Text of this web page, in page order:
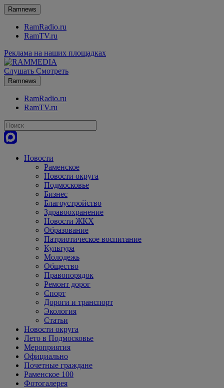
Ramnews
RamRadio.ru
RamTV.ru
Реклама на наших площадках
Слушать Смотреть
Ramnews
RamRadio.ru
RamTV.ru
Новости
Раменское
Новости округа
Подмосковье
Бизнес
Благоустройство
Здравоохранение
Новости ЖКХ
Образование
Патриотическое воспитание
Культура
Молодежь
Общество
Правопорядок
Ремонт дорог
Спорт
Дороги и транспорт
Экология
Статьи
Новости округа
Лето в Подмосковье
Мероприятия
Официально
Почетные граждане
Раменское 100
Фотогалерея